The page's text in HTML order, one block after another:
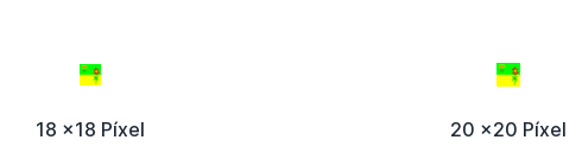
18 x18 Píxel 20 x20 Píxel